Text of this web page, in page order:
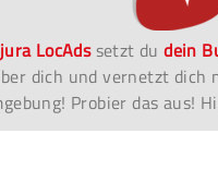
LocAdssetzt dudein
dich und vernetzt dich
Probier das aus!